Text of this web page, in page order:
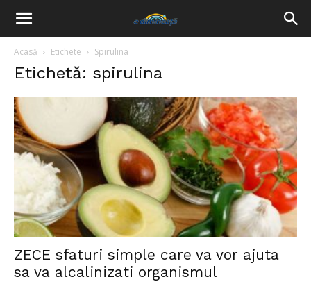
Acasă Etichete Spirulina
Etichetă: spirulina
ZECE sfaturi simple care va vor ajuta
sa va alcalinizati organismul